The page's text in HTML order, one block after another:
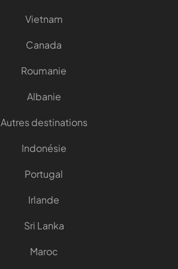
Vietnam
Canada
Roumanie
Albanie
Autres destinations
Indonésie
Portugal
Irlande
Sri Lanka
Maroc